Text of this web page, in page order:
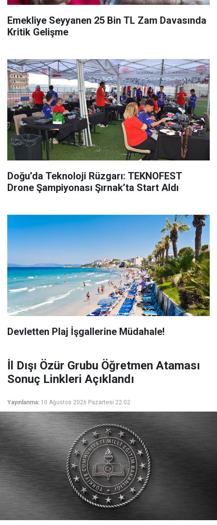
Emekliye Seyyanen 25 Bin TL Zam Davasında
Kritik Gelişme
Doğu’da Teknoloji Rüzgarı: TEKNOFEST
Drone Şampiyonası Şırnak’ta Start Aldı
Devletten Plaj İşgallerine Müdahale!
İl Dışı Özür Grubu Öğretmen Ataması
Sonuç Linkleri Açıklandı
Yayınlanma: 10 Ağustos 2026 Pazartesi 22:02